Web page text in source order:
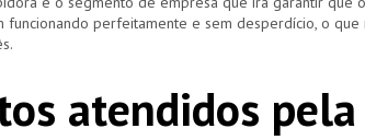
funcionando perfeitamente e sem desperdício, o
atendidos pela